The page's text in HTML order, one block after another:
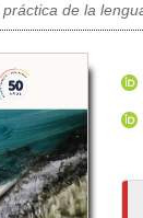
práctica de la
artículo
u
t